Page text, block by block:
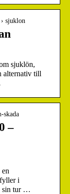
sjuklon
sjuklön,
alternativ till
skada
–
i
sin tur …